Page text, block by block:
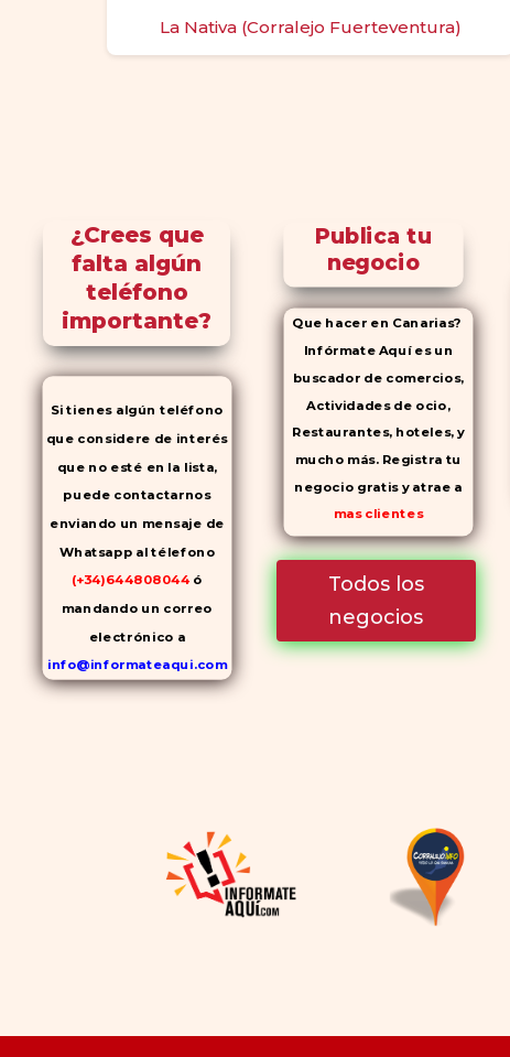
La Nativa (Corralejo Fuerteventura)
¿Crees que
falta algún
teléfono
importante?
Si tienes algún teléfono
que considere de interés
que no esté en la lista,
puede contactarnos
enviando un mensaje de
Whatsapp al télefono
(+34)644808044 ó
mandando un correo
electrónico a
info@informateaqui.com
Mientras que antes la
permitido la producción de
alternativas genéricas tanto
Publica tu
negocio
Que hacer en Canarias?
Infórmate Aquí es un
buscador de comercios,
Actividades de ocio,
Restaurantes, hoteles, y
mucho más. Registra tu
negocio gratis y atrae a
mas clientes
Todos los
negocios